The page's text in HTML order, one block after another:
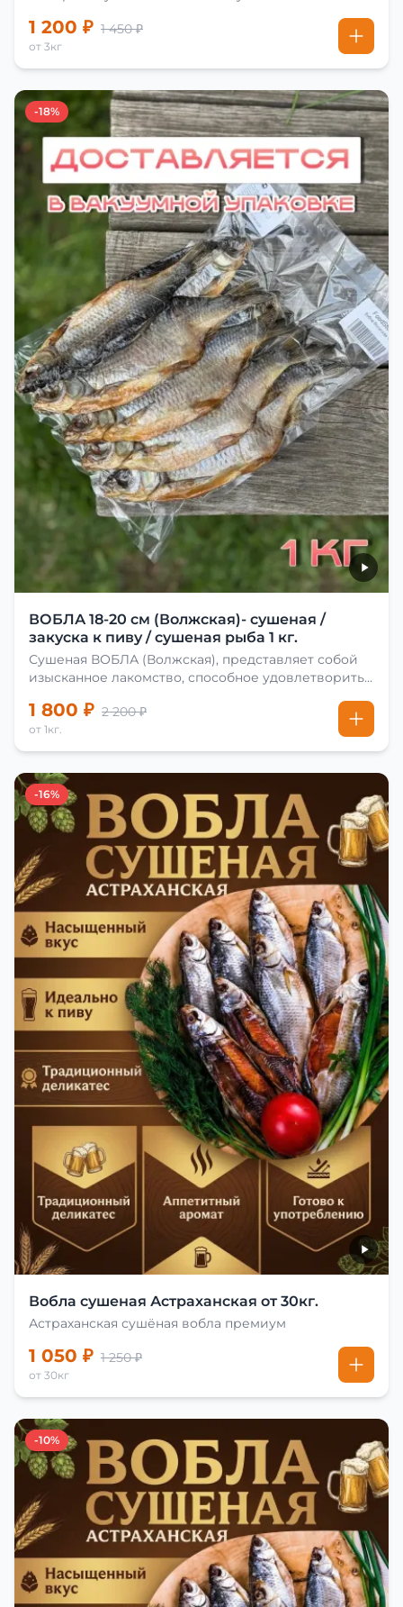
1 200 ₽ 1 450 ₽
от 3кг
-18%
ВОБЛА 18-20 см (Волжская)- сушеная /
закуска к пиву / сушеная рыба 1 кг.
Сушеная ВОБЛА (Волжская), представляет собой
изысканное лакомство, способное удовлетворить
сделать вяленую воблу, её сначала хорошо солят.
Для этого используют старые рецепты и
современные способы. Благодаря этому рыба
приготовлении вяленой воблы делают с учётом
времени года. Это помогает сохранить рыбу
свежей и качественной. Потом рыбу упаковывают
в специальный пакет, чтобы она не портилась и не
теряла влагу. Вяленая вобла — это не просто
вкусная еда, но и пример того, как можно сочетать
старые рецепты и современные технологии. Её
можно есть с напитками, и это будет очень вкусно.
1 800 ₽ 2 200 ₽
от 1кг.
-16%
Вобла сушеная Астраханская от 30кг.
Астраханская сушёная вобла премиум
1 050 ₽ 1 250 ₽
от 30кг
-10%